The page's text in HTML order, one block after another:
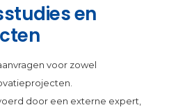
en
voor zowel
door een externe expert,